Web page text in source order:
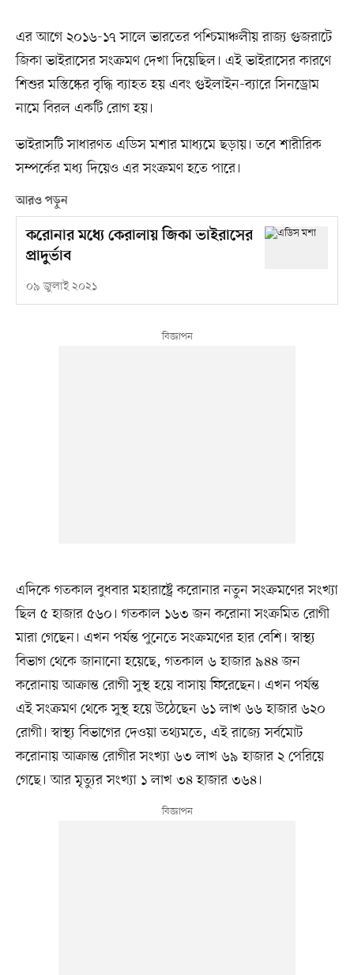
এর আগে ২০১৬-১৭ সালে ভারতের পশ্চিমাঞ্চলীয় রাজ্য গুজরাটে
জিকা ভাইরাসের সংক্রমণ দেখা দিয়েছিল। এই ভাইরাসের কারণে
শিশুর মস্তিষ্কের বৃদ্ধি ব্যাহত হয় এবং গুইলাইন-ব্যারে সিনড্রোম
নামে বিরল একটি রোগ হয়।
ভাইরাসটি সাধারণত এডিস মশার মাধ্যমে ছড়ায়। তবে শারীরিক
সম্পর্কের মধ্য দিয়েও এর সংক্রমণ হতে পারে।
আরও পড়ুন
করোনার মধ্যে কেরালায় জিকা ভাইরাসের
প্রাদুর্ভাব
০৯ জুলাই ২০২১
এদিকে গতকাল বুধবার মহারাষ্ট্রে করোনার নতুন সংক্রমণের সংখ্যা
ছিল ৫ হাজার ৫৬০। গতকাল ১৬৩ জন করোনা সংক্রমিত রোগী
মারা গেছেন। এখন পর্যন্ত পুনেতে সংক্রমণের হার বেশি। স্বাস্থ্য
বিভাগ থেকে জানানো হয়েছে, গতকাল ৬ হাজার ৯৪৪ জন
করোনায় আক্রান্ত রোগী সুস্থ হয়ে বাসায় ফিরেছেন। এখন পর্যন্ত
এই সংক্রমণ থেকে সুস্থ হয়ে উঠেছেন ৬১ লাখ ৬৬ হাজার ৬২০
রোগী। স্বাস্থ্য বিভাগের দেওয়া তথ্যমতে, এই রাজ্যে সর্বমোট
করোনায় আক্রান্ত রোগীর সংখ্যা ৬৩ লাখ ৬৯ হাজার ২ পেরিয়ে
গেছে। আর মৃত্যুর সংখ্যা ১ লাখ ৩৪ হাজার ৩৬৪।